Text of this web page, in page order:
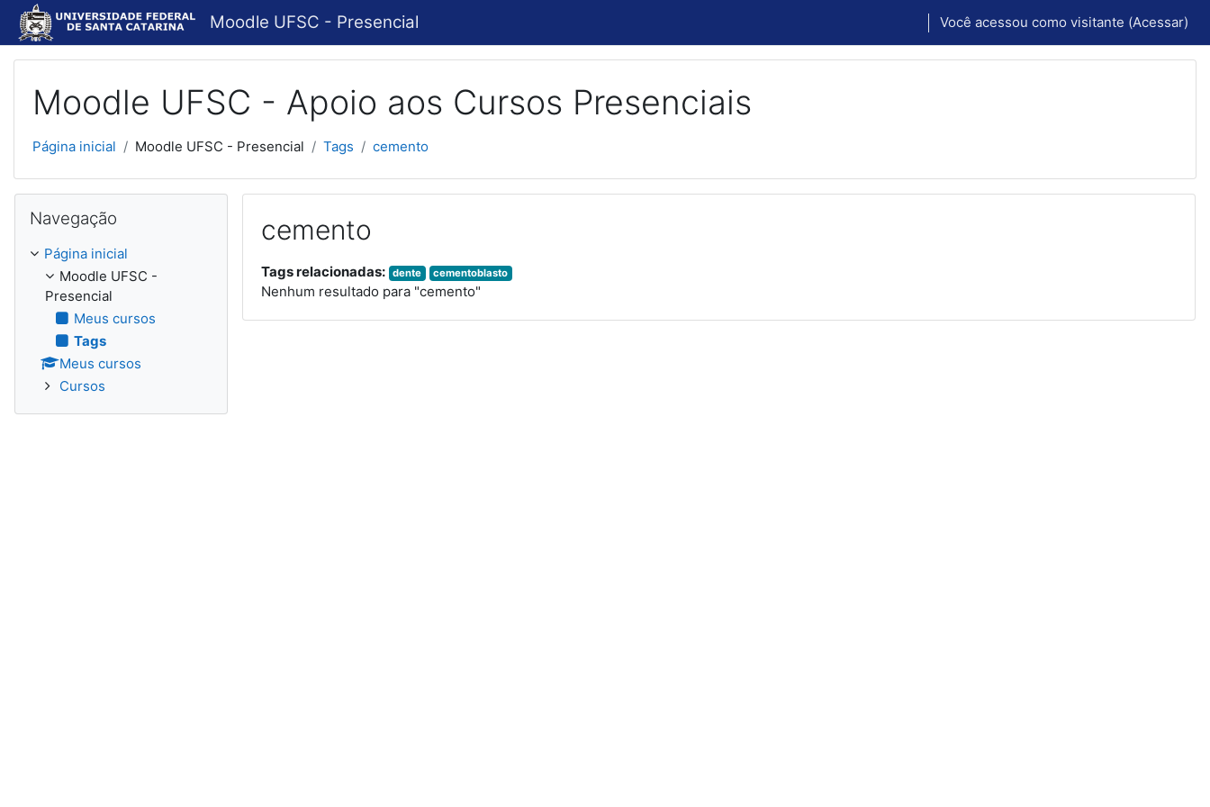
Ir para o conteúdo principal
Moodle UFSC - Presencial Você acessou como visitante (Acessar)
Moodle UFSC - Apoio aos Cursos Presenciais
Página inicial Moodle UFSC - Presencial Tags cemento
cemento
Tags relacionadas: dente cementoblasto
Nenhum resultado para "cemento"
Navegação
Página inicial
Moodle UFSC -
Presencial
Meus cursos
Tags
Meus cursos
Cursos